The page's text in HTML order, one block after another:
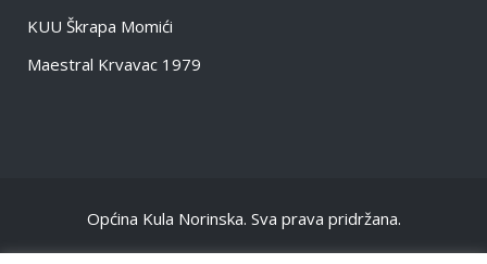
KUU Škrapa Momići
Maestral Krvavac 1979
Općina Kula Norinska. Sva prava pridržana.